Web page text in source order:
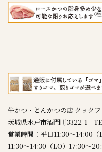
牛かつ・とんかつの店 クック
茨城県水戸市酒門町3322-1
営業時間：平日11:30～14:00
11:30～14:30（LO）17:30～